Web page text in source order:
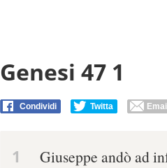
Genesi 47 1
Condividi Twitta Email
1
Giuseppe andò ad